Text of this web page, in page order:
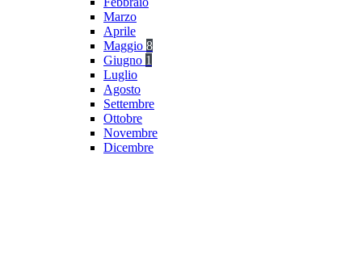
Marzo
Aprile
Maggio 8
Giugno 1
Luglio
Agosto
Settembre
Ottobre
Novembre
Dicembre